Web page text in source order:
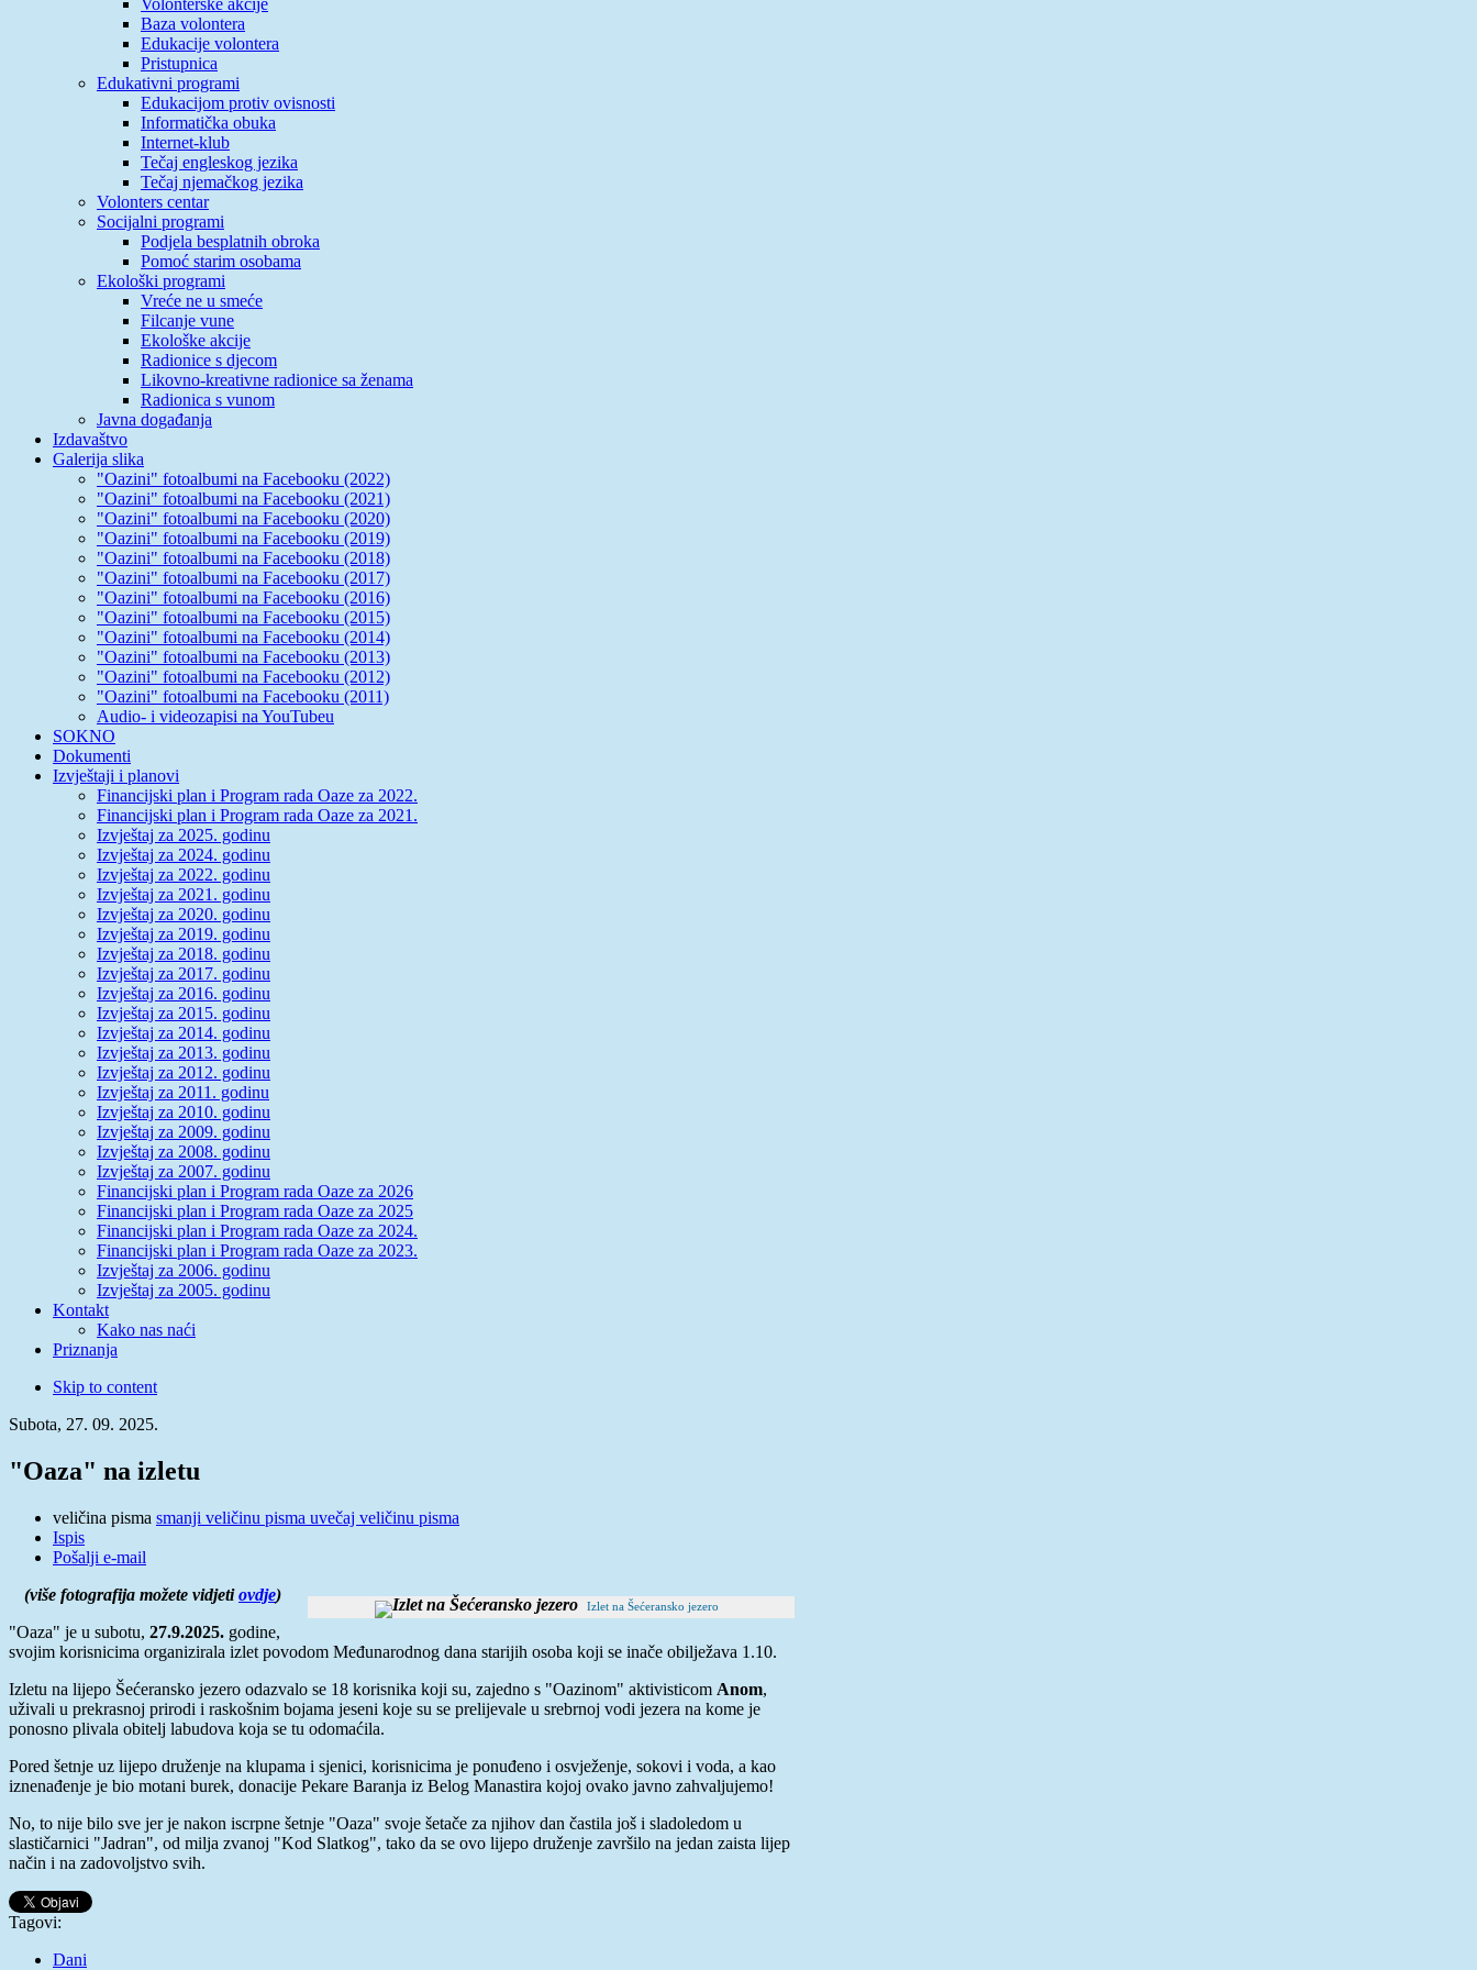
Baza volontera
Edukacije volontera
Pristupnica
Edukativni programi
Edukacijom protiv ovisnosti
Informatička obuka
Internet-klub
Tečaj engleskog jezika
Tečaj njemačkog jezika
Volonters centar
Socijalni programi
Podjela besplatnih obroka
Pomoć starim osobama
Ekološki programi
Vreće ne u smeće
Filcanje vune
Ekološke akcije
Radionice s djecom
Likovno-kreativne radionice sa ženama
Radionica s vunom
Javna događanja
Izdavaštvo
Galerija slika
"Oazini" fotoalbumi na Facebooku (2022)
"Oazini" fotoalbumi na Facebooku (2021)
"Oazini" fotoalbumi na Facebooku (2020)
"Oazini" fotoalbumi na Facebooku (2019)
"Oazini" fotoalbumi na Facebooku (2018)
"Oazini" fotoalbumi na Facebooku (2017)
"Oazini" fotoalbumi na Facebooku (2016)
"Oazini" fotoalbumi na Facebooku (2015)
"Oazini" fotoalbumi na Facebooku (2014)
"Oazini" fotoalbumi na Facebooku (2013)
"Oazini" fotoalbumi na Facebooku (2012)
"Oazini" fotoalbumi na Facebooku (2011)
Audio- i videozapisi na YouTubeu
SOKNO
Dokumenti
Izvještaji i planovi
Financijski plan i Program rada Oaze za 2022.
Financijski plan i Program rada Oaze za 2021.
Izvještaj za 2025. godinu
Izvještaj za 2024. godinu
Izvještaj za 2022. godinu
Izvještaj za 2021. godinu
Izvještaj za 2020. godinu
Izvještaj za 2019. godinu
Izvještaj za 2018. godinu
Izvještaj za 2017. godinu
Izvještaj za 2016. godinu
Izvještaj za 2015. godinu
Izvještaj za 2014. godinu
Izvještaj za 2013. godinu
Izvještaj za 2012. godinu
Izvještaj za 2011. godinu
Izvještaj za 2010. godinu
Izvještaj za 2009. godinu
Izvještaj za 2008. godinu
Izvještaj za 2007. godinu
Financijski plan i Program rada Oaze za 2026
Financijski plan i Program rada Oaze za 2025
Financijski plan i Program rada Oaze za 2024.
Financijski plan i Program rada Oaze za 2023.
Izvještaj za 2006. godinu
Izvještaj za 2005. godinu
Kontakt
Kako nas naći
Priznanja
Skip to content
Subota, 27. 09. 2025.
"Oaza" na izletu
veličina pisma smanji veličinu pisma uvečaj veličinu pisma
Ispis
Pošalji e-mail
Izlet na Šećeransko jezero
(više fotografija možete vidjetiovdje)
"Oaza" je u subotu, 27.9.2025. godine,
svojim korisnicima organizirala izlet povodom Međunarodnog dana starijih osoba koji se inače obilježava 1.10.
Izletu na lijepo Šećeransko jezero odazvalo se 18 korisnika koji su, zajedno s "Oazinom" aktivisticom Anom,
uživali u prekrasnoj prirodi i raskošnim bojama jeseni koje su se prelijevale u srebrnoj vodi jezera na kome je
ponosno plivala obitelj labudova koja se tu odomaćila.
Pored šetnje uz lijepo druženje na klupama i sjenici, korisnicima je ponuđeno i osvježenje, sokovi i voda, a kao
iznenađenje je bio motani burek, donacije Pekare Baranja iz Belog Manastira kojoj ovako javno zahvaljujemo!
No, to nije bilo sve jer je nakon iscrpne šetnje "Oaza" svoje šetače za njihov dan častila još i sladoledom u
slastičarnici "Jadran", od milja zvanoj "Kod Slatkog", tako da se ovo lijepo druženje završilo na jedan zaista lijep
način i na zadovoljstvo svih.
Tagovi:
Dani